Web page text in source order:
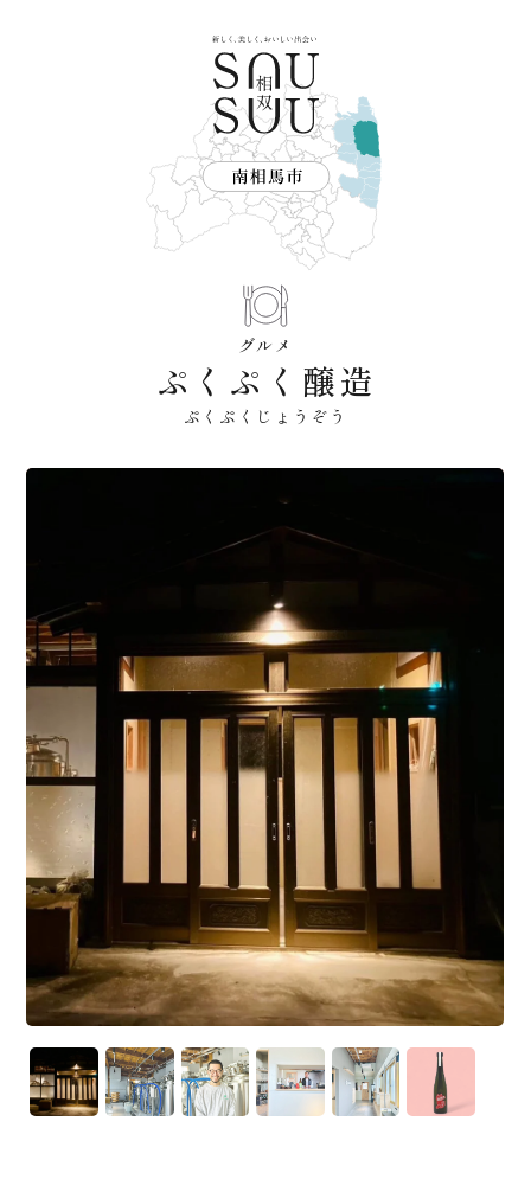
グルメ
ぷくぷく醸造
ぷくぷくじょうぞう